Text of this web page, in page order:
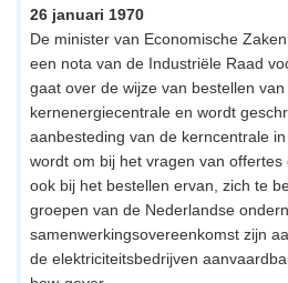
26 januari 1970
De minister van Economische
een nota van de Industriële Raad
gaat over de wijze van bestellen
kernenergiecentrale en wordt
aanbesteding van de kerncentrale
wordt om bij het vragen van
ook bij het bestellen ervan, zich te
groepen van de Nederlandse
samenwerkingsovereenkomst zijn
de elektriciteitsbedrijven